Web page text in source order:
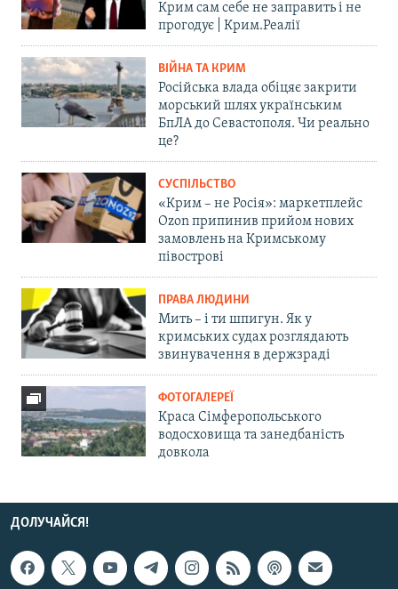
Крим сам себе не заправить і не
прогодує | Крим.Реалії
ВІЙНА ТА КРИМ
Російська влада обіцяє закрити
морський шлях українським
БпЛА до Севастополя. Чи реально
це?
СУСПІЛЬСТВО
«Крим – не Росія»: маркетплейс
Ozon припинив прийом нових
замовлень на Кримському
півострові
ПРАВА ЛЮДИНИ
Мить – і ти шпигун. Як у
кримських судах розглядають
звинувачення в держзраді
ФОТОГАЛЕРЕЇ
Краса Сімферопольського
водосховища та занедбаність
довкола
ДОЛУЧАЙСЯ!